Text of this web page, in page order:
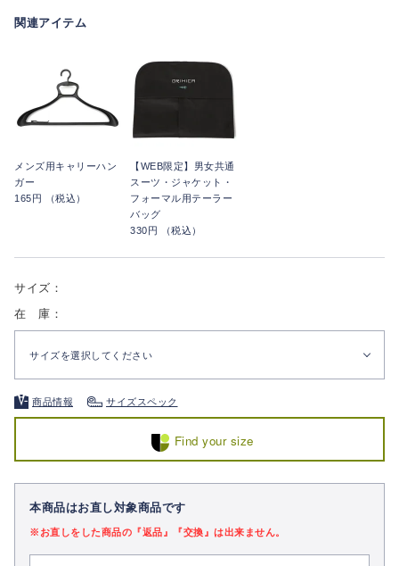
関連アイテム
メンズ用キャリーハン
ガー
165円 （税込）
【WEB限定】男女共通
スーツ・ジャケット・
フォーマル用テーラー
バッグ
330円 （税込）
サイズ：
在 庫：
サイズを選択してください
商品情報 サイズスペック
Find your size
本商品はお直し対象商品です
※お直しをした商品の『返品』『交換』は出来ません。